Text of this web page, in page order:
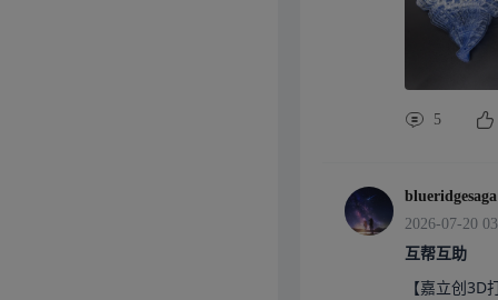
5
blueridgesaga
2026-07-20
互帮互助
【嘉立创